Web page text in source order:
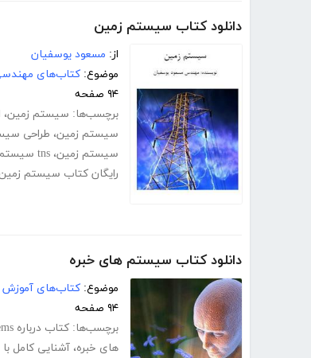
دانلود کتاب سیستم زمین
از: مسعود یوسفیان
موضوع: کتاب‌های
۹۴ صفحه
برچسب‌ها: سیستم زمین،
سیستم زمین، طراحی
سیستم زمین، tns سیستم زمین
رایگان کتاب سیستم
دانلود کتاب سیستم های خبره
موضوع: کتاب‌های آموزش
۹۴ صفحه
برچسب‌ها: کتاب درباره expert systems
های خبره، آشنایی کامل